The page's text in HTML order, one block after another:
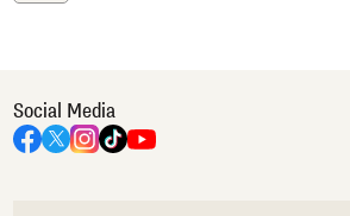
Social Media